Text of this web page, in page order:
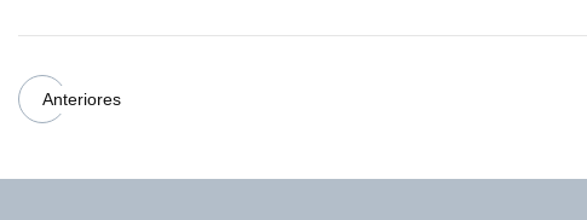
Anteriores